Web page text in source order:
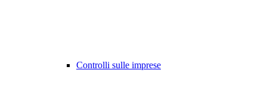
Controlli sulle imprese